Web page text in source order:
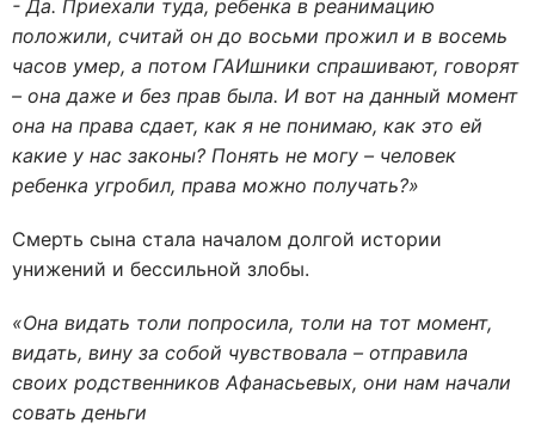
- Да. Приехали туда, ребенка в реанимацию
положили, считай он до восьми прожил и в восемь
часов умер, а потом ГАИшники спрашивают, говорят
– она даже и без прав была. И вот на данный момент
она на права сдает, как я не понимаю, как это ей
какие у нас законы? Понять не могу – человек
ребенка угробил, права можно получать?»
Смерть сына стала началом долгой истории
унижений и бессильной злобы.
«Она видать толи попросила, толи на тот момент,
видать, вину за собой чувствовала – отправила
своих родственников Афанасьевых, они нам начали
совать деньги